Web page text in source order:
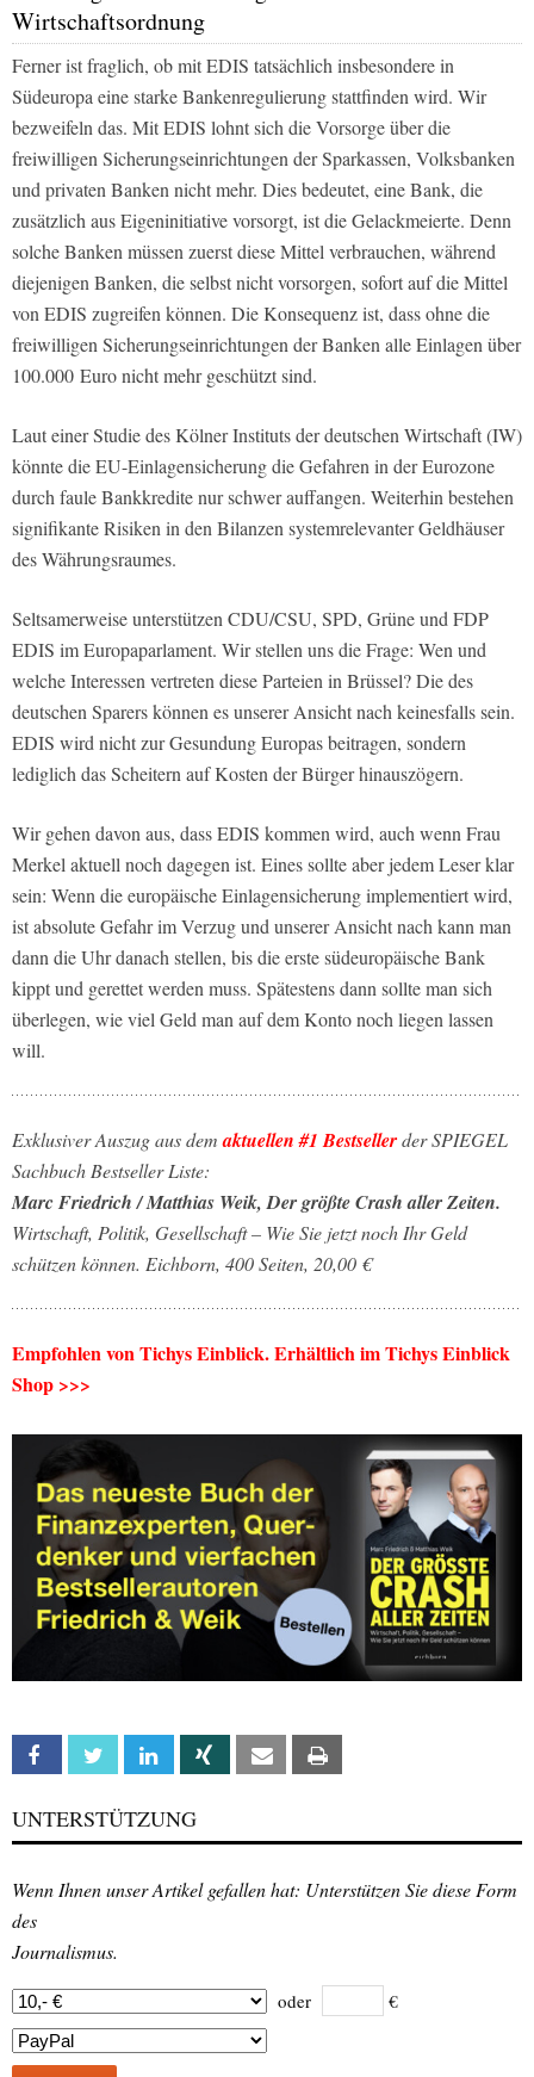
Wirtschaftsordnung
Ferner ist fraglich, ob mit EDIS tatsächlich insbesondere in
Südeuropa eine starke Bankenregulierung stattfinden wird. Wir
bezweifeln das. Mit EDIS lohnt sich die Vorsorge über die
freiwilligen Sicherungseinrichtungen der Sparkassen, Volksbanken
und privaten Banken nicht mehr. Dies bedeutet, eine Bank, die
zusätzlich aus Eigeninitiative vorsorgt, ist die Gelackmeierte. Denn
solche Banken müssen zuerst diese Mittel verbrauchen, während
diejenigen Banken, die selbst nicht vorsorgen, sofort auf die Mittel
von EDIS zugreifen können. Die Konsequenz ist, dass ohne die
freiwilligen Sicherungseinrichtungen der Banken alle Einlagen über
100.000 Euro nicht mehr geschützt sind.
Laut einer Studie des Kölner Instituts der deutschen Wirtschaft (IW)
könnte die EU-Einlagensicherung die Gefahren in der Eurozone
durch faule Bankkredite nur schwer auffangen. Weiterhin bestehen
signifikante Risiken in den Bilanzen systemrelevanter Geldhäuser
des Währungsraumes.
Seltsamerweise unterstützen CDU/CSU, SPD, Grüne und FDP
EDIS im Europaparlament. Wir stellen uns die Frage: Wen und
welche Interessen vertreten diese Parteien in Brüssel? Die des
deutschen Sparers können es unserer Ansicht nach keinesfalls sein.
EDIS wird nicht zur Gesundung Europas beitragen, sondern
lediglich das Scheitern auf Kosten der Bürger hinauszögern.
Wir gehen davon aus, dass EDIS kommen wird, auch wenn Frau
Merkel aktuell noch dagegen ist. Eines sollte aber jedem Leser klar
sein: Wenn die europäische Einlagensicherung implementiert wird,
ist absolute Gefahr im Verzug und unserer Ansicht nach kann man
dann die Uhr danach stellen, bis die erste südeuropäische Bank
kippt und gerettet werden muss. Spätestens dann sollte man sich
überlegen, wie viel Geld man auf dem Konto noch liegen lassen
will.
Exklusiver Auszug aus demaktuellen #1 Bestsellerder SPIEGEL
Sachbuch Bestseller Liste:
Marc Friedrich / Matthias Weik, Der größte Crash aller Zeiten.
Wirtschaft, Politik, Gesellschaft – Wie Sie jetzt noch Ihr Geld
schützen können. Eichborn, 400 Seiten, 20,00 €
Empfohlen von Tichys Einblick. Erhältlich im Tichys Einblick
Shop >>>
Facebook Twitter Linkedin Xing Email
UNTERSTÜTZUNG
Wenn Ihnen unser Artikel gefallen hat: Unterstützen Sie diese Form
des
Journalismus.
oder €